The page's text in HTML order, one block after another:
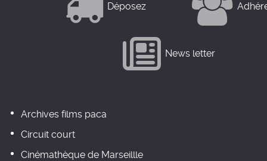
Déposez
News letter
Archives films paca
Circuit court
Cinémathèque de Marseillle